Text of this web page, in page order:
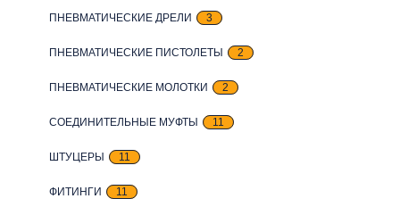
ПНЕВМАТИЧЕСКИЕ ДРЕЛИ 3
ПНЕВМАТИЧЕСКИЕ ПИСТОЛЕТЫ 2
ПНЕВМАТИЧЕСКИЕ МОЛОТКИ 2
СОЕДИНИТЕЛЬНЫЕ МУФТЫ 11
ШТУЦЕРЫ 11
ФИТИНГИ 11